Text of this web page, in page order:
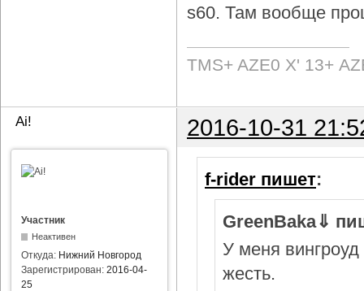
s60. Там вообще
TMS+ AZE0 Х' 13+
Ai! 2016-10-31
Участник
Неактивен
Откуда: Нижний Новгород
Зарегистрирован: 2016-04-
25
f-rider пишет:
GreenBaka⇓
У меня вингроуд
жесть.